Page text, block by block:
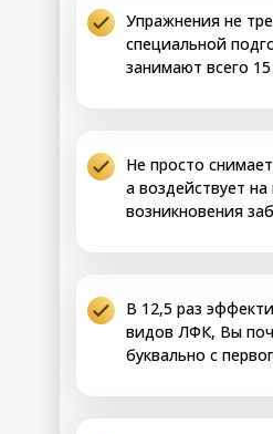
Упражнения не
специальной
занимают всего
Не просто
а воздействует
возникновения
В 12,5 раз
видов ЛФК, Вы
буквально с
• Проходят
спазмы в
после приёма
остаётся только
pH желудочного
переваривания
результаты:
• Жжение за
кислый привкус
возвращаются
песка, царапанья
кислотного комка,
желудок
спокойным